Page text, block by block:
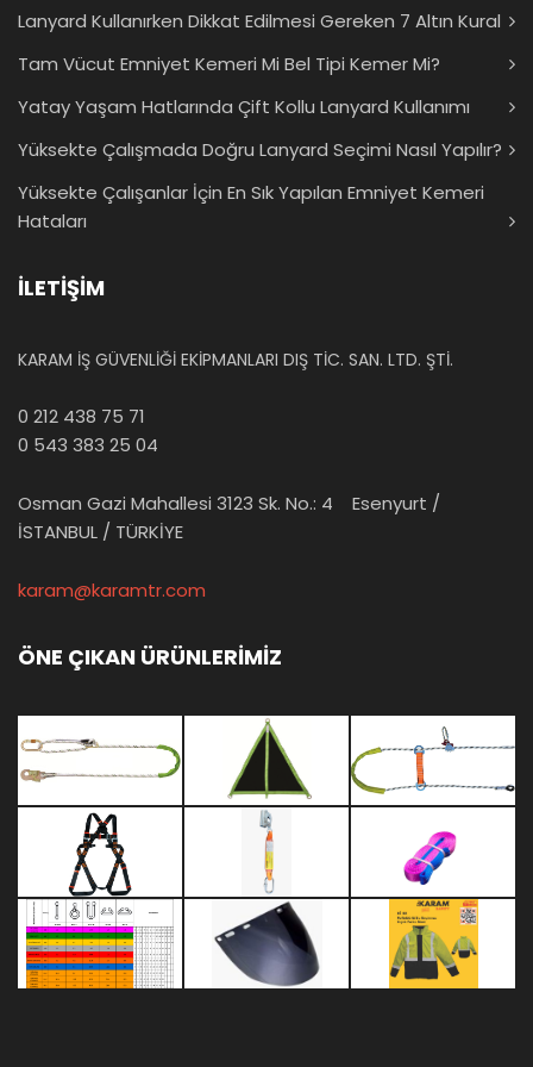
Lanyard Kullanırken Dikkat Edilmesi Gereken 7 Altın Kural
Tam Vücut Emniyet Kemeri Mi Bel Tipi Kemer Mi?
Yatay Yaşam Hatlarında Çift Kollu Lanyard Kullanımı
Yüksekte Çalışmada Doğru Lanyard Seçimi Nasıl Yapılır?
Yüksekte Çalışanlar İçin En Sık Yapılan Emniyet Kemeri
Hataları
İLETİŞİM
KARAM İŞ GÜVENLİĞİ EKİPMANLARI DIŞ TİC. SAN. LTD. ŞTİ.
0 212 438 75 71
0 543 383 25 04
Osman Gazi Mahallesi 3123 Sk. No.: 4 Esenyurt /
İSTANBUL / TÜRKİYE
karam@karamtr.com
ÖNE ÇIKAN ÜRÜNLERİMİZ